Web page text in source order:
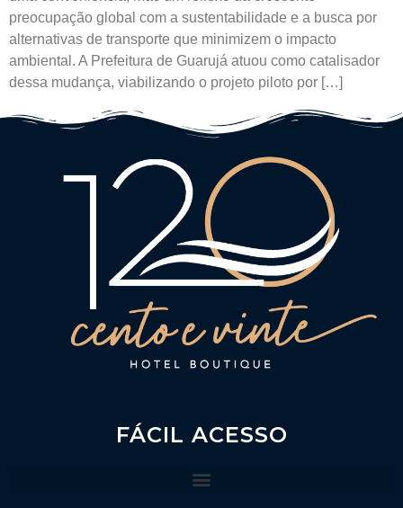
preocupação global com a sustentabilidade e a busca por
alternativas de transporte que minimizem o impacto
ambiental. A Prefeitura de Guarujá atuou como catalisador
dessa mudança, viabilizando o projeto piloto por […]
FÁCIL ACESSO